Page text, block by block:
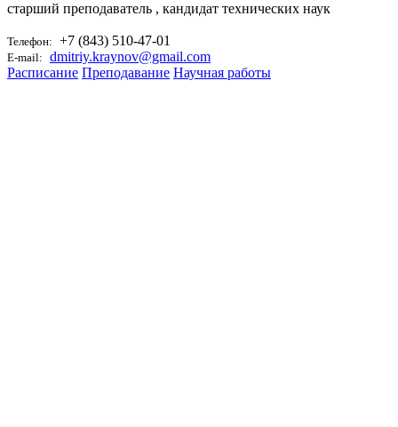
старший преподаватель , кандидат технических наук
Телефон: +7 (843) 510-47-01
E-mail: dmitriy.kraynov@gmail.com
Расписание Преподавание Научная работы